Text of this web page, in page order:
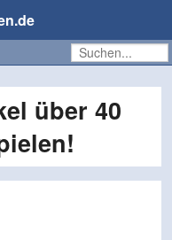
über 40